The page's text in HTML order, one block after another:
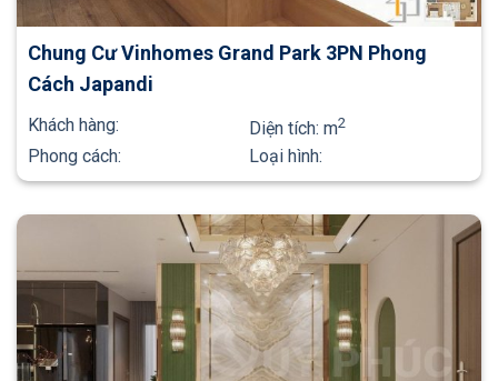
Chung Cư Vinhomes Grand Park 3PN Phong
Cách Japandi
Khách hàng: Diện tích: m2
Phong cách: Loại hình: